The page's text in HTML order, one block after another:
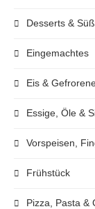
Desserts &
Eingemachtes
Eis &
Essige, Öle &
Vorspeisen,
Frühstück
Pizza, Pasta &